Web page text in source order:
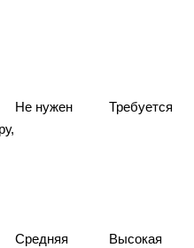
Не нужен Требуется
Средняя Высокая